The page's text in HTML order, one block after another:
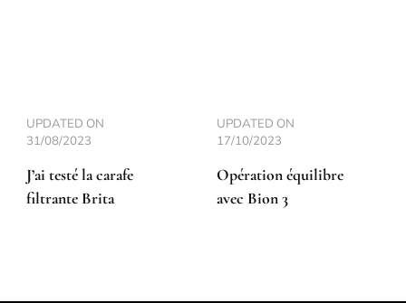
UPDATED ON
31/08/2023
J’ai testé la carafe
filtrante Brita
UPDATED ON
17/10/2023
Opération équilibre
avec Bion 3